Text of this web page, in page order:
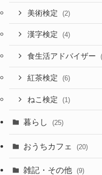
美術検定 (2)
漢字検定 (4)
食生活アドバイザー
紅茶検定 (6)
ねこ検定 (1)
暮らし (25)
おうちカフェ (20)
雑記・その他 (9)